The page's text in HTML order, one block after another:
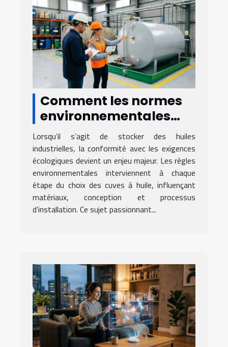
Comment les normes
environnementales
influencent-elles le
choix des cuves à huile
?
Lorsqu’il s’agit de stocker des huiles
industrielles, la conformité avec les exigences
écologiques devient un enjeu majeur. Les règles
environnementales interviennent à chaque
étape du choix des cuves à huile, influençant
matériaux, conception et processus
d’installation. Ce sujet passionnant...